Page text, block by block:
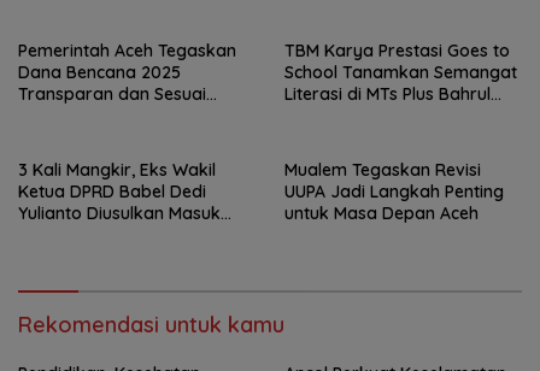
Pemerintah Aceh Tegaskan
Dana Bencana 2025
Transparan dan Sesuai
TBM Karya Prestasi Goes to
School Tanamkan Semangat
Literasi di MTs Plus Bahrul
3 Kali Mangkir, Eks Wakil
Ketua DPRD Babel Dedi
Yulianto Diusulkan Masuk
Mualem Tegaskan Revisi
UUPA Jadi Langkah Penting
untuk Masa Depan Aceh
Rekomendasi untuk kamu